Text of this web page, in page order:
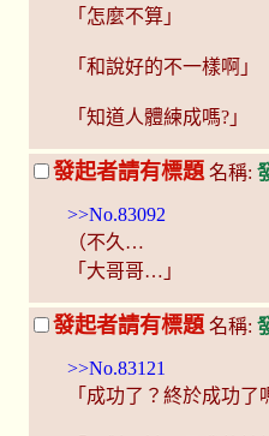
「怎麼不算」
「和說好的不一樣啊」
「知道人體練成嗎?」
發起者請有標題 名稱:
>>No.83092
（不久…
「大哥哥…」
發起者請有標題 名稱:
>>No.83121
「成功了？終於成功了